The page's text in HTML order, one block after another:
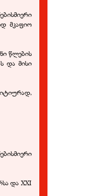
მკაფიო
წლების
და მისი
და XXI